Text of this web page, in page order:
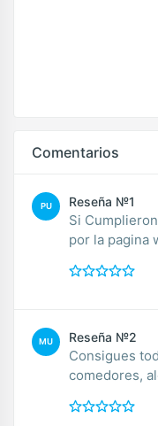
Comentarios
PU Reseña №1
Si
por la pagina
MU Reseña №2
Consigues
comedores,